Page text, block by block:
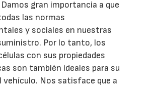
gran importancia a que
las normas
y sociales en nuestras
Por lo tanto, los
con sus propiedades
son también ideales para su
vehículo. Nos satisface que a